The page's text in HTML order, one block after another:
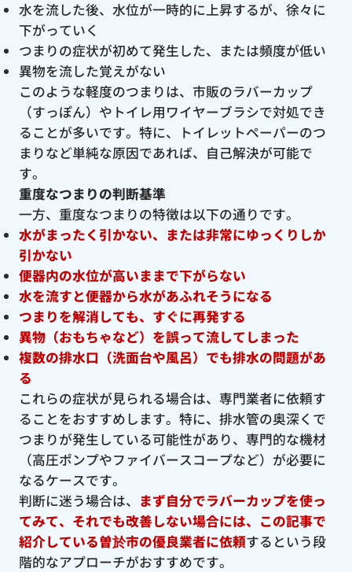
水を流した後、水位が一時的に上昇するが、徐々に
下がっていく
つまりの症状が初めて発生した、または頻度が低い
異物を流した覚えがない
このような軽度のつまりは、市販のラバーカップ
（すっぽん）やトイレ用ワイヤーブラシで対処でき
ることが多いです。特に、トイレットペーパーのつ
まりなど単純な原因であれば、自己解決が可能で
す。
重度なつまりの判断基準
一方、重度なつまりの特徴は以下の通りです。
水がまったく引かない、または非常にゆっくりしか
引かない
便器内の水位が高いままで下がらない
水を流すと便器から水があふれそうになる
つまりを解消しても、すぐに再発する
異物（おもちゃなど）を誤って流してしまった
複数の排水口（洗面台や風呂）でも排水の問題があ
る
これらの症状が見られる場合は、専門業者に依頼す
ることをおすすめします。特に、排水管の奥深くで
つまりが発生している可能性があり、専門的な機材
（高圧ポンプやファイバースコープなど）が必要に
なるケースです。
判断に迷う場合は、 まず自分でラバーカップを使っ
てみて、それでも改善しない場合には、この記事で
紹介している曽於市の優良業者に依頼するという段
階的なアプローチがおすすめです。